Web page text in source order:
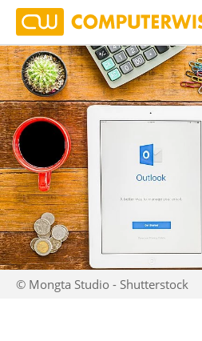
© Mongta Studio - Shutterstock